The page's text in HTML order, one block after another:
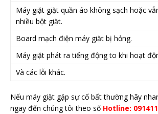
Máy giặt giặt quần áo không sạch hoặc
nhiều bột giặt.
Board mạch điện máy giặt bị hỏng.
Máy giặt phát ra tiếng động to khi hoạt
Và các lỗi khác.
Nếu máy giặt gặp sự cố bất thường hãy
ngay đến chúng tôi theo số Hotline: